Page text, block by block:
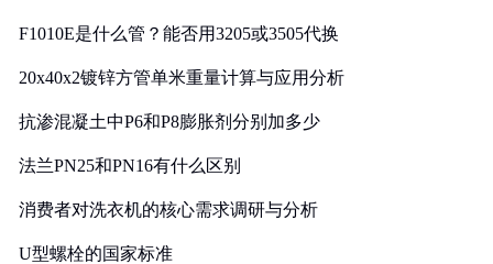
F1010E是什么管？能否用3205或3505代换
20x40x2镀锌方管单米重量计算与应用分析
抗渗混凝土中P6和P8膨胀剂分别加多少
法兰PN25和PN16有什么区别
消费者对洗衣机的核心需求调研与分析
U型螺栓的国家标准